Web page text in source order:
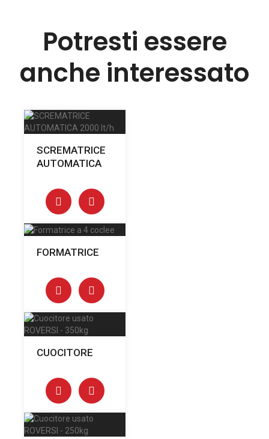
Potresti essere
anche interessato
SCREMATRICE
AUTOMATICA
FORMATRICE
CUOCITORE